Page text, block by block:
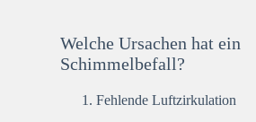
Welche Ursachen hat ein
Schimmelbefall?
Fehlende Luftzirkulation